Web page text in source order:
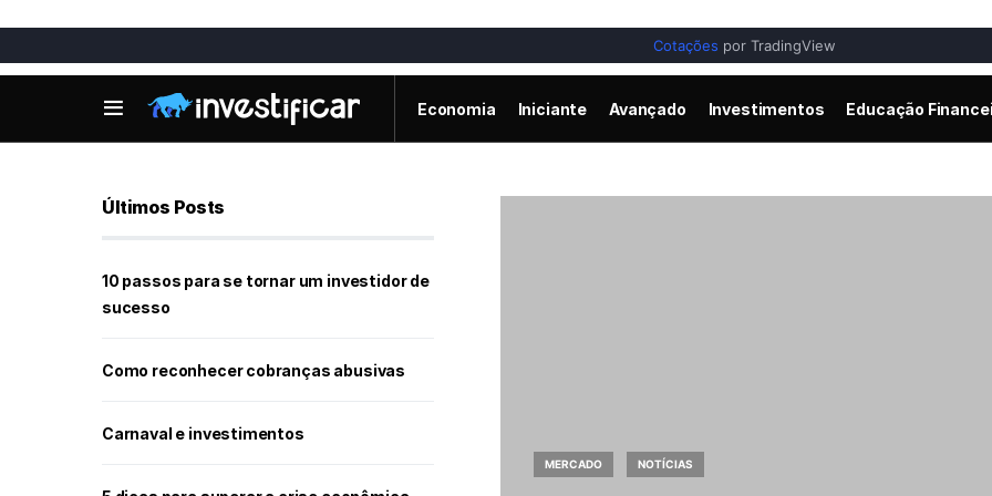
Cotações por TradingView
Economia Iniciante Avançado Investimentos Educação
MERCADO NOTÍCIAS
Últimos Posts
10 passos para se tornar um investidor de
sucesso
Como reconhecer cobranças abusivas
Carnaval e investimentos